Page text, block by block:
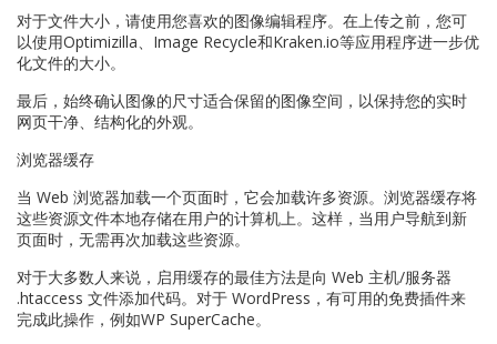
对于文件大小，请使用您喜欢的图像编辑程序。在上传之前，您可
以使用Optimizilla、Image Recycle和Kraken.io等应用程序进一步优
化文件的大小。
最后，始终确认图像的尺寸适合保留的图像空间，以保持您的实时
网页干净、结构化的外观。
浏览器缓存
当 Web 浏览器加载一个页面时，它会加载许多资源。浏览器缓存将
这些资源文件本地存储在用户的计算机上。这样，当用户导航到新
页面时，无需再次加载这些资源。
对于大多数人来说，启用缓存的最佳方法是向 Web 主机/服务器
.htaccess 文件添加代码。对于 WordPress，有可用的免费插件来
完成此操作，例如WP SuperCache。